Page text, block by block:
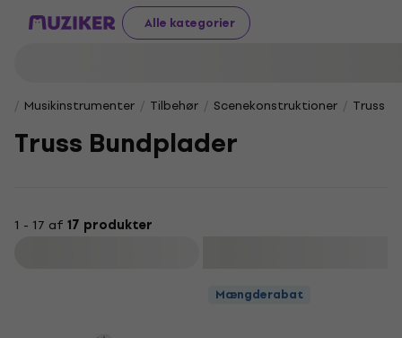
Alle kategorier
Musikinstrumenter Tilbehør Scenekonstruktioner Truss
Truss Bundplader
1 - 17 af 17 produkter
Mængderabat